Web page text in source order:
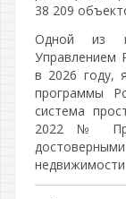
38 209
Одной из
Управлением
в 2026 году,
программы
система
2022 № Пр-
недвижимости